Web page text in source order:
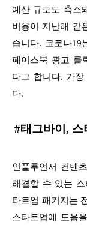
예산 규모도 축소
비용이 지난해 같
습니다. 코로나19
페이스북 광고 클
다고 합니다. 가
다.
#태그바이,
인플루언서 컨텐
해결할 수 있는
타트업 패키지는
스타트업에 도움